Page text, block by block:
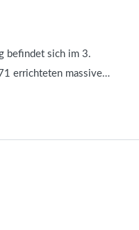
befindet sich im 3.
errichteten massiven